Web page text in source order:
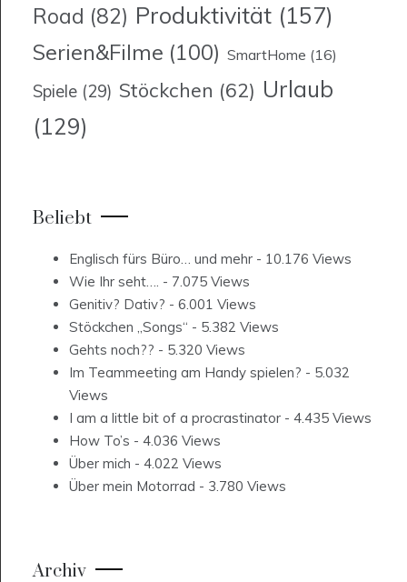
Road (82) Produktivität (157)
Serien&Filme (100) SmartHome (16)
Spiele (29) Stöckchen (62) Urlaub
(129)
Beliebt
Englisch fürs Büro… und mehr - 10.176 Views
Wie Ihr seht…. - 7.075 Views
Genitiv? Dativ? - 6.001 Views
Stöckchen „Songs“ - 5.382 Views
Gehts noch?? - 5.320 Views
Im Teammeeting am Handy spielen? - 5.032
Views
I am a little bit of a procrastinator - 4.435 Views
How To’s - 4.036 Views
Über mich - 4.022 Views
Über mein Motorrad - 3.780 Views
Archiv